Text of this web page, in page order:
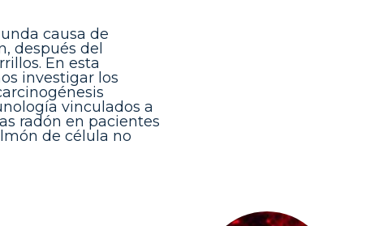
causa de
después del
En esta
investigar los
vinculados a
radón en pacientes
de célula no